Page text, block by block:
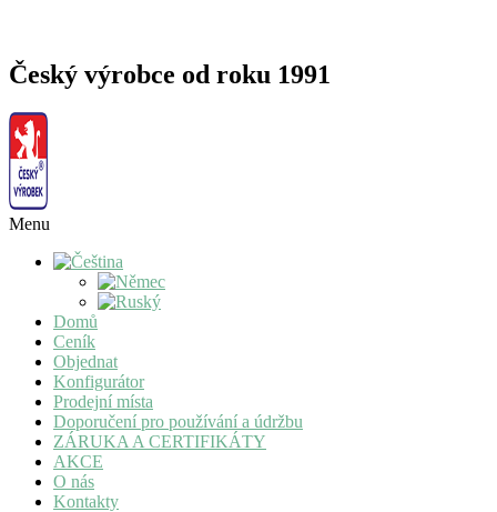
Český výrobce od roku 1991
Menu
Domů
Ceník
Objednat
Konfigurátor
Prodejní místa
Doporučení pro používání a údržbu
ZÁRUKA A CERTIFIKÁTY
AKCE
O nás
Kontakty